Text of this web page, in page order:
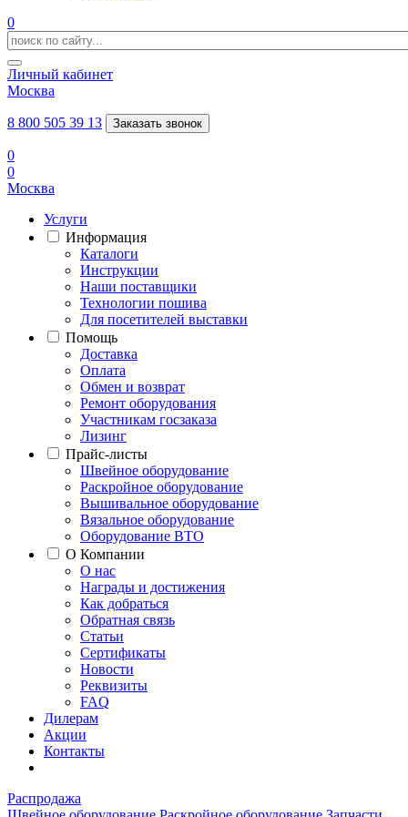
0
Личный кабинет
Москва
8 800 505 39 13 Заказать звонок
0
0
Москва
Услуги
Информация
Каталоги
Инструкции
Наши поставщики
Технологии пошива
Для посетителей выставки
Помощь
Доставка
Оплата
Обмен и возврат
Ремонт оборудования
Участникам госзаказа
Лизинг
Прайс-листы
Швейное оборудование
Раскройное оборудование
Вышивальное оборудование
Вязальное оборудование
Оборудование ВТО
О Компании
О нас
Награды и достижения
Как добраться
Обратная связь
Статьи
Сертификаты
Новости
Реквизиты
FAQ
Дилерам
Акции
Контакты
Распродажа